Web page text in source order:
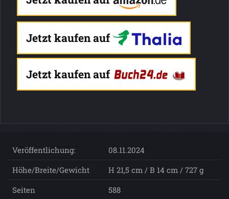
Jetzt kaufen auf
Jetzt kaufen auf
Veröffentlichung:
08.11.2024
Höhe/Breite/Gewicht
H 21,5 cm / B 14 cm / 727 g
Seiten
588